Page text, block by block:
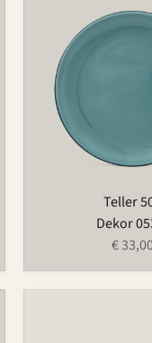
Teller
Dekor
€